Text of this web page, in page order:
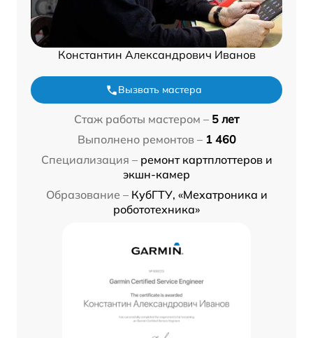
Константин Александрович Иванов
Вызвать мастера
Стаж работы мастером – 5 лет
Выполнено ремонтов – 1 460
Специализация – ремонт картплоттеров и
экшн-камер
Образование – КубГТУ, «Мехатроника и
робототехника»